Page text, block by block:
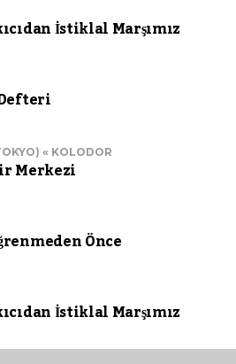
İstiklal Marşımız
« KOLODOR
Merkezi
Önce
İstiklal Marşımız